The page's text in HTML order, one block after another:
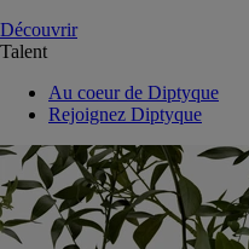
Découvrir
Talent
Au coeur de Diptyque
Rejoignez Diptyque